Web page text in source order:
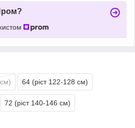
64 (ріст 122-128 см)
72 (ріст 140-146 см)